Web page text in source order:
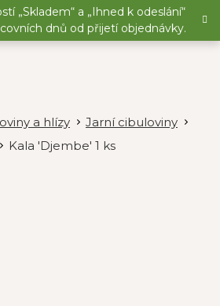
„Skladem“ a „Ihned k odeslání“
dnů od přijetí objednávky.
a hlízy
Jarní cibuloviny
Kala 'Djembe' 1 ks